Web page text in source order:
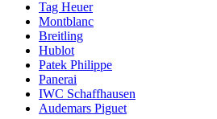
Tag Heuer
Montblanc
Breitling
Hublot
Patek Philippe
Panerai
IWC Schaffhausen
Audemars Piguet